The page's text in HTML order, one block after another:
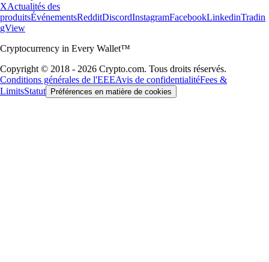
XActualités des
produitsÉvénementsRedditDiscordInstagramFacebookLinkedinTradin
gView
Cryptocurrency in Every Wallet™
Copyright © 2018 - 2026 Crypto.com. Tous droits réservés.
Conditions générales de l'EEEAvis de confidentialitéFees &
LimitsStatut Préférences en matière de cookies